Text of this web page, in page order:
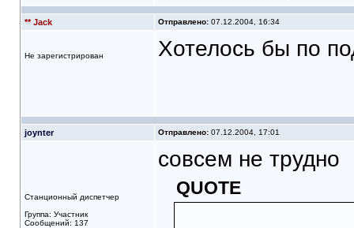
** Jack Отправлено:07.12.2004, 16:34
Не зарегистрирован Хотелось бы по
joynter Отправлено:07.12.2004, 17:01
Станционный диспетчер
Группа: Участник
Сообщений: 137
совсем не трудно
QUOTE